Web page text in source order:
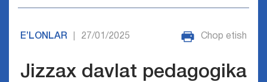
E’LONLAR 27/01/2025 Chop etish
Jizzax davlat pedagogika